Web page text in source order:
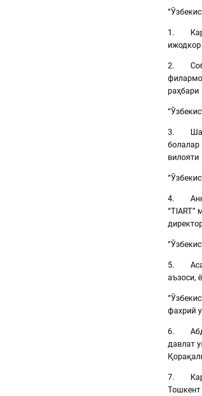
1.
ижодкор
2.
раҳбари
3.
болалар
вилояти
4.
“TIART”
5.
аъзоси,
фахрий
6.
давлат
7.
Тошкент